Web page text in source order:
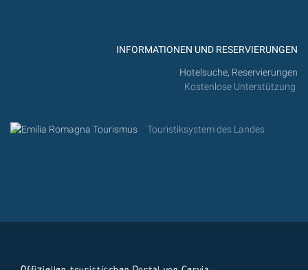
INFORMATIONEN UND RESERVIERUNGEN
Hotelsuche, Reservierungen
Kostenlose Unterstützung
Touristiksystem des Landes